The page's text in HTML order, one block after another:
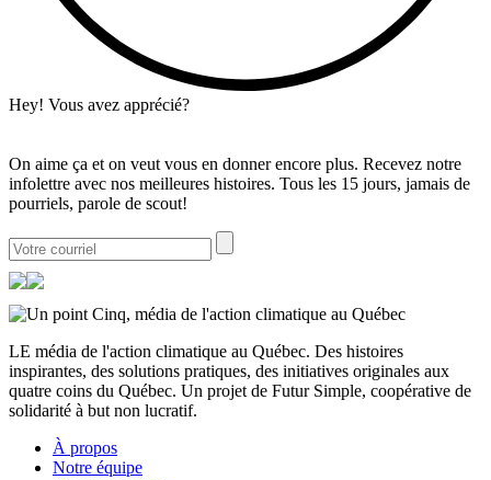
Hey! Vous avez apprécié?
On aime ça et on veut vous en donner encore plus. Recevez notre
infolettre avec nos meilleures histoires. Tous les 15 jours, jamais de
pourriels, parole de scout!
LE média de l'action climatique au Québec. Des histoires
inspirantes, des solutions pratiques, des initiatives originales aux
quatre coins du Québec. Un projet de Futur Simple, coopérative de
solidarité à but non lucratif.
À propos
Notre équipe